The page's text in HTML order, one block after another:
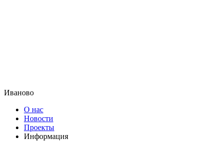
Иваново
О нас
Новости
Проекты
Информация